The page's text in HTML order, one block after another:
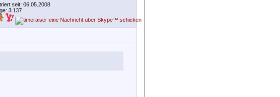
seit: 06.05.2008
3.137